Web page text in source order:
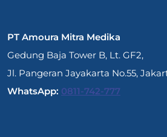
PT Amoura Mitra Medika
Gedung Baja Tower B, Lt. GF2,
Jl. Pangeran Jayakarta No.55,
WhatsApp: 0811-742-777